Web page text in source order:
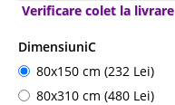
Verificare colet la livrare
DimensiuniC
80x150 cm (232 Lei)
80x310 cm (480 Lei)